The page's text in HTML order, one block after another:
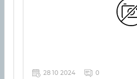
28 10 2024 0